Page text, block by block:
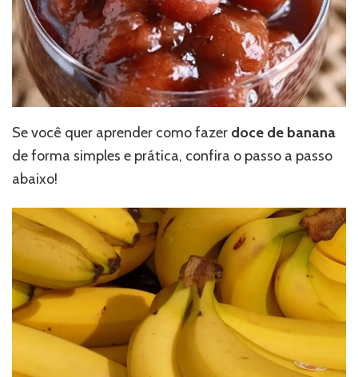
Se você quer aprender como fazer doce de banana
de forma simples e prática, confira o passo a passo
abaixo!